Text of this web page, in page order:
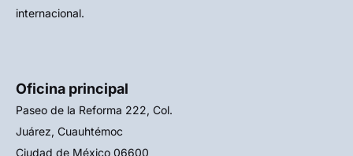
internacional.
Oficina principal
Paseo de la Reforma 222, Col.
Juárez, Cuauhtémoc
Ciudad de México 06600